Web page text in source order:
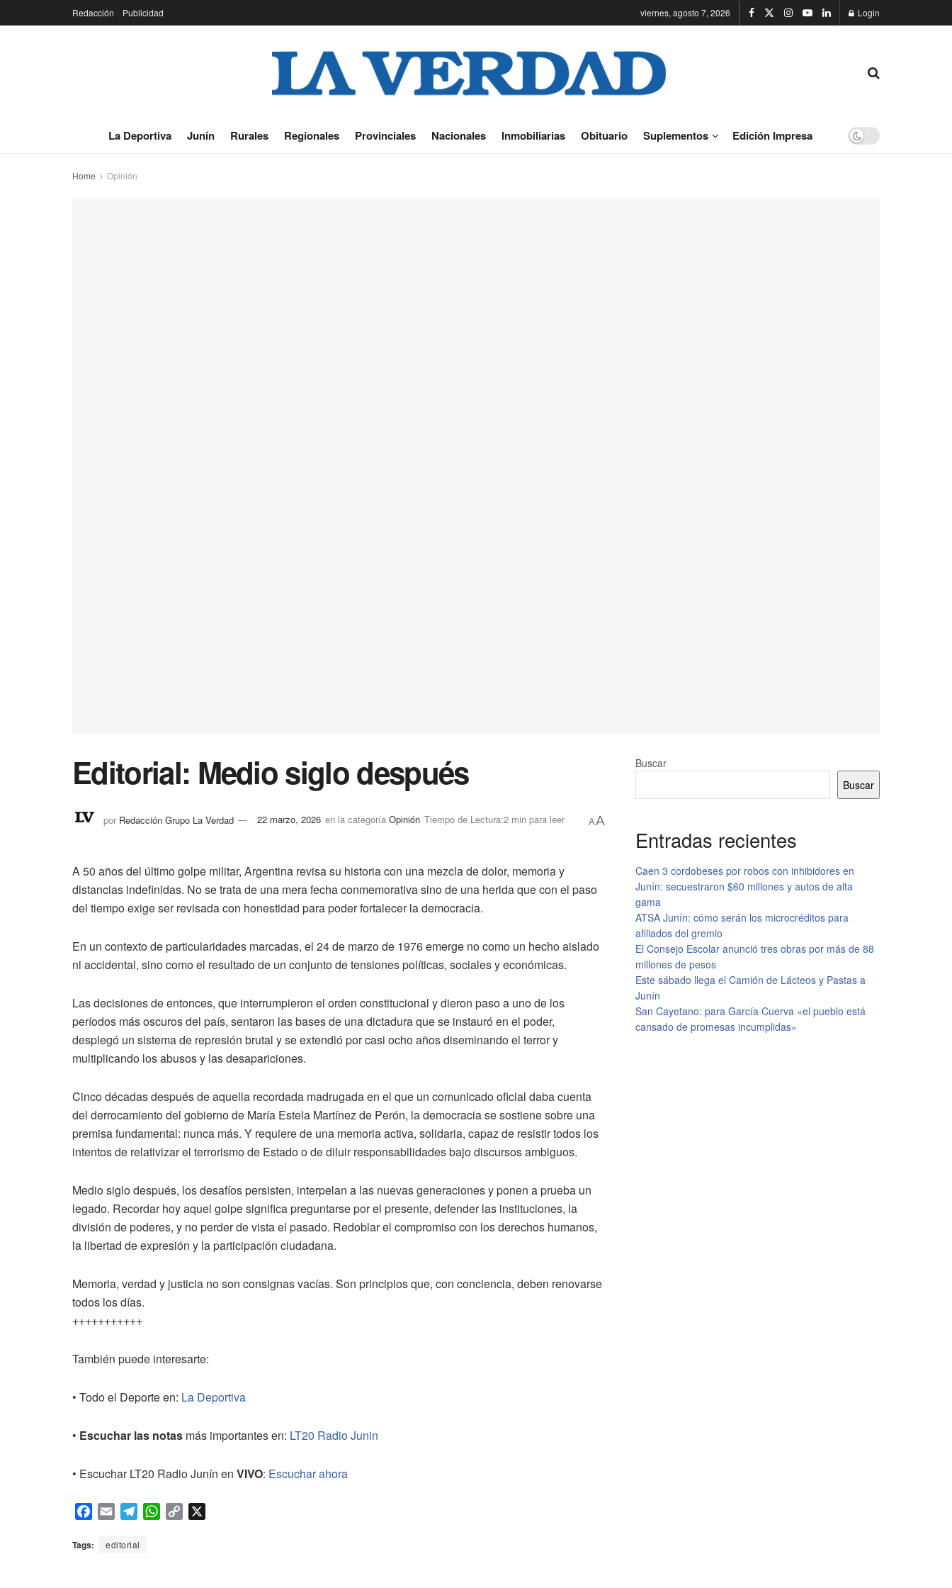
Redacción Publicidad viernes, agosto 7, 2026 Login
La Deportiva Junín Rurales Regionales Provinciales Nacionales Inmobiliarias Obituario Suplementos Edición Impresa
Home Opinión
Editorial: Medio siglo después
por Redacción Grupo La Verdad 22 marzo, 2026 en la categoría Opinión Tiempo de Lectura:2 min para leer AA
A 50 años del último golpe militar, Argentina revisa su historia con una mezcla de dolor, memoria y
distancias indefinidas. No se trata de una mera fecha conmemorativa sino de una herida que con el paso
del tiempo exige ser revisada con honestidad para poder fortalecer la democracia.
En un contexto de particularidades marcadas, el 24 de marzo de 1976 emerge no como un hecho aislado
ni accidental, sino como el resultado de un conjunto de tensiones políticas, sociales y económicas.
Las decisiones de entonces, que interrumpieron el orden constitucional y dieron paso a uno de los
períodos más oscuros del país, sentaron las bases de una dictadura que se instauró en el poder,
desplegó un sistema de represión brutal y se extendió por casi ocho años diseminando el terror y
multiplicando los abusos y las desapariciones.
Cinco décadas después de aquella recordada madrugada en el que un comunicado oficial daba cuenta
del derrocamiento del gobierno de María Estela Martínez de Perón, la democracia se sostiene sobre una
premisa fundamental: nunca más. Y requiere de una memoria activa, solidaria, capaz de resistir todos los
intentos de relativizar el terrorismo de Estado o de diluir responsabilidades bajo discursos ambiguos.
Medio siglo después, los desafíos persisten, interpelan a las nuevas generaciones y ponen a prueba un
legado. Recordar hoy aquel golpe significa preguntarse por el presente, defender las instituciones, la
división de poderes, y no perder de vista el pasado. Redoblar el compromiso con los derechos humanos,
la libertad de expresión y la participación ciudadana.
Memoria, verdad y justicia no son consignas vacías. Son principios que, con conciencia, deben renovarse
todos los días.
+++++++++++
También puede interesarte:
• Todo el Deporte en: La Deportiva
• Escuchar las notas más importantes en: LT20 Radio Junin
• Escuchar LT20 Radio Junín en VIVO: Escuchar ahora
c
a
l
W
Tags: editorial
Buscar
Buscar
Entradas recientes
Caen 3 cordobeses por robos con inhibidores en
Junín: secuestraron $60 millones y autos de alta
gama
ATSA Junín: cómo serán los microcréditos para
afiliados del gremio
El Consejo Escolar anunció tres obras por más de 88
millones de pesos
Este sábado llega el Camión de Lácteos y Pastas a
Junín
San Cayetano: para García Cuerva «el pueblo está
cansado de promesas incumplidas»